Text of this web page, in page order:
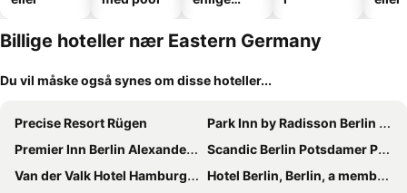
Billige hoteller nær Eastern Germany
Du vil måske også synes om disse hoteller...
Precise Resort Rügen
Park Inn by Radisson Berlin Alexanderplatz
Premier Inn Berlin Alexanderplatz hotel
Scandic Berlin Potsdamer Platz
Van der Valk Hotel Hamburg-Wittenburg
Hotel Berlin, Berlin, a member of Radisson Individuals